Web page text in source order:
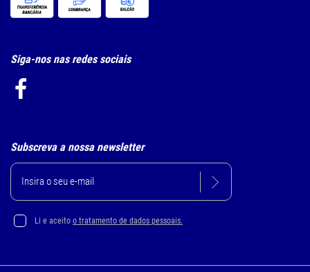
Siga-nos nas redes sociais
Subscreva a nossa newsletter
Li e aceito o tratamento de dados pessoais.